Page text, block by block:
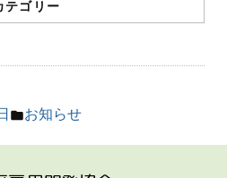
テゴリー
カ
お知らせ